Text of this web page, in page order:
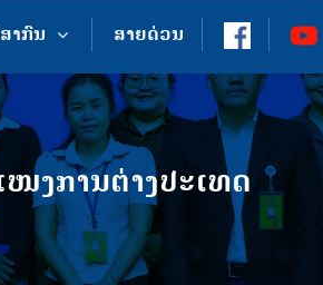
າກົນ ສາຍດ່ວນ
ງການຕ່າງປະເທດ